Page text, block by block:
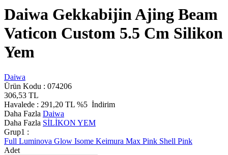
Daiwa Gekkabijin Ajing Beam
Vaticon Custom 5.5 Cm Silikon
Yem
Daiwa
Ürün Kodu : 074206
306,53 TL
Havalede : 291,20 TL %5 İndirim
Daha Fazla Daiwa
Daha Fazla SİLİKON YEM
Grup1 :
Full Luminova Glow Isome Keimura Max Pink Shell Pink
Adet